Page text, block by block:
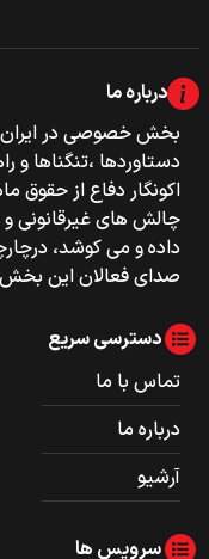
درباره ما
بخش خصوصی‌‌ در ایران
دستاوردها ،تنگناها و
اکونگار دفاع از
چالش های غیرقانونی و
داده و می کوشد،
صدای فعالان این بخش
دسترسی سریع
تماس با ما
درباره ما
آرشیو
سرویس ها